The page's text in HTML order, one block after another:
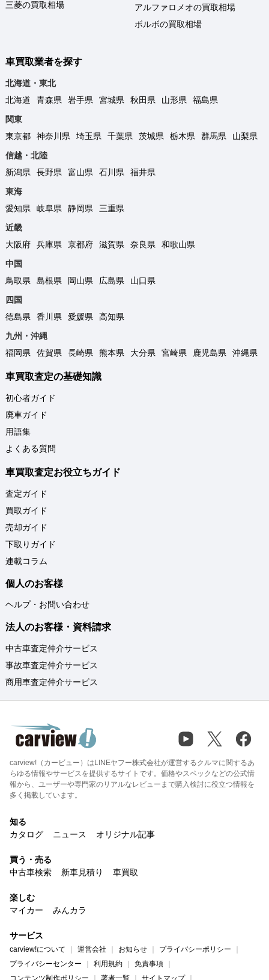
三菱の買取相場
アルファロメオの買取相場
ボルボの買取相場
車買取業者を探す
北海道・東北
北海道
青森県 岩手県 宮城県 秋田県 山形県
福島県
関東
東京都
神奈川県 埼玉県 千葉県 茨城県 栃木県 群馬県
山梨県
信越・北陸
新潟県
長野県 富山県 石川県
福井県
東海
愛知県
岐阜県 静岡県
三重県
近畿
大阪府
兵庫県 京都府 滋賀県 奈良県
和歌山県
中国
鳥取県
島根県 岡山県 広島県
山口県
四国
徳島県
香川県 愛媛県
高知県
九州・沖縄
福岡県
佐賀県 長崎県 熊本県 大分県 宮崎県 鹿児島県 沖縄県
車買取査定の基礎知識
初心者ガイド
廃車ガイド
用語集
よくある質問
車買取査定お役立ちガイド
査定ガイド
買取ガイド
売却ガイド
下取りガイド
連載コラム
個人のお客様
ヘルプ・お問い合わせ
法人のお客様・資料請求
中古車査定仲介サービス
事故車査定仲介サービス
商用車査定仲介サービス
carview!（カービュー）はLINEヤフー株式会社が運営するクルマに関するあ
らゆる情報やサービスを提供するサイトです。価格やスペックなどの公式情
報から、ユーザーや専門家のリアルなレビューまで購入検討に役立つ情報を
多く掲載しています。
知る
カタログ
ニュース オリジナル記事
買う・売る
中古車検索
新車見積り 車買取
楽しむ
マイカー
みんカラ
サービス
carview!について 運営会社 お知らせ
プライバシーポリシー
プライバシーセンター
利用規約
免責事項